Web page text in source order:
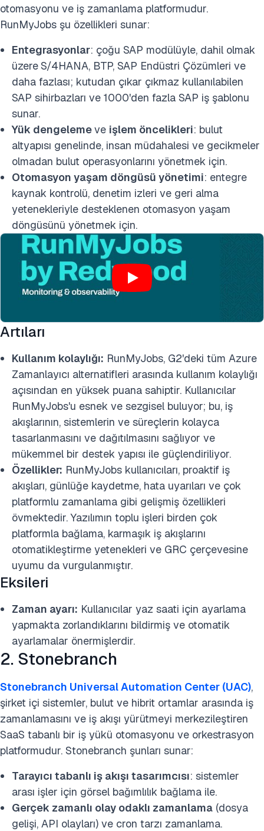
otomasyonu ve iş zamanlama platformudur.
RunMyJobs şu özellikleri sunar:
Entegrasyonlar: çoğu SAP modülüyle, dahil olmak
üzere S/4HANA, BTP, SAP Endüstri Çözümleri ve
daha fazlası; kutudan çıkar çıkmaz kullanılabilen
SAP sihirbazları ve 1000'den fazla SAP iş şablonu
sunar.
Yük dengelemeve işlem öncelikleri: bulut
altyapısı genelinde, insan müdahalesi ve gecikmeler
olmadan bulut operasyonlarını yönetmek için.
Otomasyon yaşam döngüsü yönetimi: entegre
kaynak kontrolü, denetim izleri ve geri alma
yetenekleriyle desteklenen otomasyon yaşam
döngüsünü yönetmek için.
Artıları
Kullanım kolaylığı: RunMyJobs, G2'deki tüm Azure
Zamanlayıcı alternatifleri arasında kullanım kolaylığı
açısından en yüksek puana sahiptir. Kullanıcılar
RunMyJobs'u esnek ve sezgisel buluyor; bu, iş
akışlarının, sistemlerin ve süreçlerin kolayca
tasarlanmasını ve dağıtılmasını sağlıyor ve
mükemmel bir destek yapısı ile güçlendiriliyor.
Özellikler: RunMyJobs kullanıcıları, proaktif iş
akışları, günlüğe kaydetme, hata uyarıları ve çok
platformlu zamanlama gibi gelişmiş özellikleri
övmektedir. Yazılımın toplu işleri birden çok
platformla bağlama, karmaşık iş akışlarını
otomatikleştirme yetenekleri ve GRC çerçevesine
uyumu da vurgulanmıştır.
Eksileri
Zaman ayarı: Kullanıcılar yaz saati için ayarlama
yapmakta zorlandıklarını bildirmiş ve otomatik
ayarlamalar önermişlerdir.
2. Stonebranch
Stonebranch Universal Automation Center (UAC),
şirket içi sistemler, bulut ve hibrit ortamlar arasında iş
zamanlamasını ve iş akışı yürütmeyi merkezileştiren
SaaS tabanlı bir iş yükü otomasyonu ve orkestrasyon
platformudur. Stonebranch şunları sunar:
Tarayıcı tabanlı iş akışı tasarımcısı: sistemler
arası işler için görsel bağımlılık bağlama ile.
Gerçek zamanlı olay odaklı zamanlama (dosya
gelişi, API olayları) ve cron tarzı zamanlama.